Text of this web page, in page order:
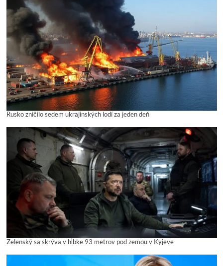
Rusko zničilo sedem ukrajinských lodí za jeden deň
Zelenský sa skrýva v hĺbke 93 metrov pod zemou v Kyjeve